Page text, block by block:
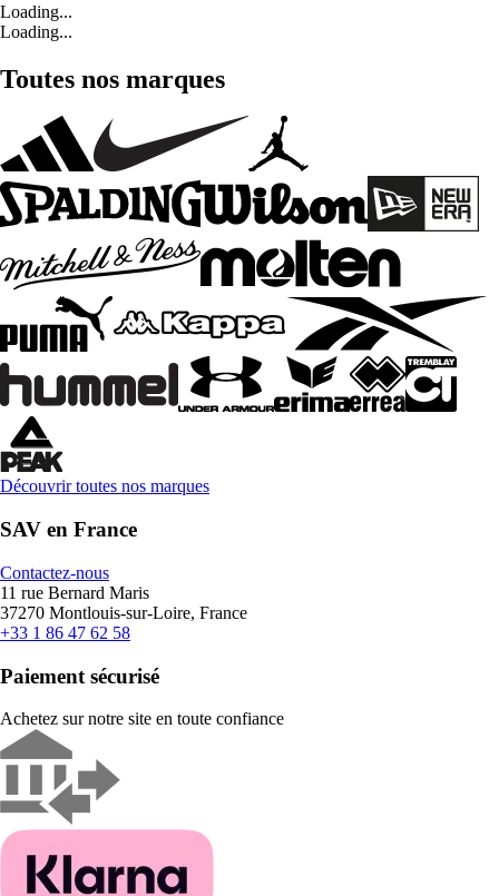
Loading...
Loading...
Toutes nos marques
Découvrir toutes nos marques
SAV en France
Contactez-nous
11 rue Bernard Maris
37270 Montlouis-sur-Loire, France
+33 1 86 47 62 58
Paiement sécurisé
Achetez sur notre site en toute confiance